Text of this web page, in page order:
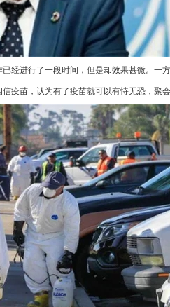
经进行了一段时间，但是却效果甚微。
疫苗，认为有了疫苗就可以有恃无恐，